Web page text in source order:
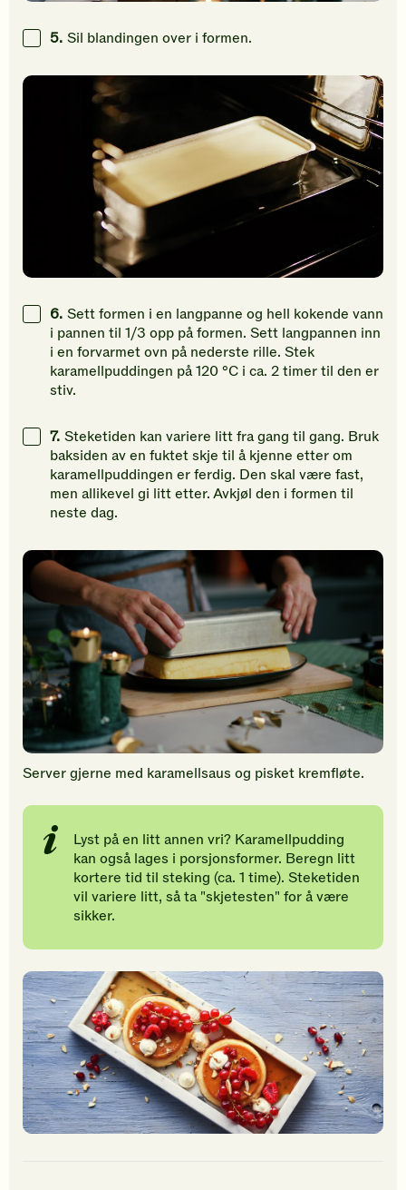
5. Sil blandingen over i formen.
6. Sett formen i en langpanne og hell kokende vann
i pannen til 1/3 opp på formen. Sett langpannen inn
i en forvarmet ovn på nederste rille. Stek
karamellpuddingen på 120 °C i ca. 2 timer til den er
stiv.
7. Steketiden kan variere litt fra gang til gang. Bruk
baksiden av en fuktet skje til å kjenne etter om
karamellpuddingen er ferdig. Den skal være fast,
men allikevel gi litt etter. Avkjøl den i formen til
neste dag.
Server gjerne med karamellsaus og pisket kremfløte.
Lyst på en litt annen vri? Karamellpudding
kan også lages i porsjonsformer. Beregn litt
kortere tid til steking (ca. 1 time). Steketiden
vil variere litt, så ta "skjetesten" for å være
sikker.